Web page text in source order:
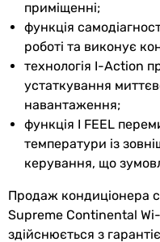
Фільтри
Монтаж
Діаметр труб
(рідина / газ)
6
Максимальна
довжина
15
Максимальний
10
приміщенні;
функція
роботі та виконує
технологія I-Action
устаткування
навантаження;
функція I FEEL
температури із
керування, що
Продаж кондиціонера
Supreme Continental
здійснюється з